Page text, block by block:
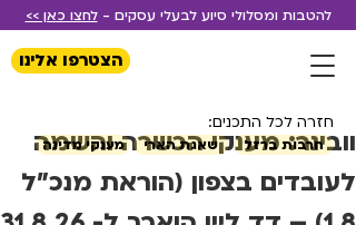
להטבות ומסלולי סיוע לבעלי עסקים -לחצו כאן >>
הצטרפו אלינו
וובינר: מענקי הכשרה והשמה
לעובדים בצפון (הוראת מנכ"ל
חזרה לכל התכנים:
מענקי מדינה שאגת הארי חרבות ברזל